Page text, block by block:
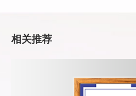
相关推荐